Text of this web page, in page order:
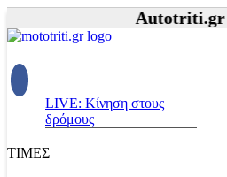
Autotriti.gr |
LIVE: Κίνηση στους
δρόμους
ΤΙΜΕΣ